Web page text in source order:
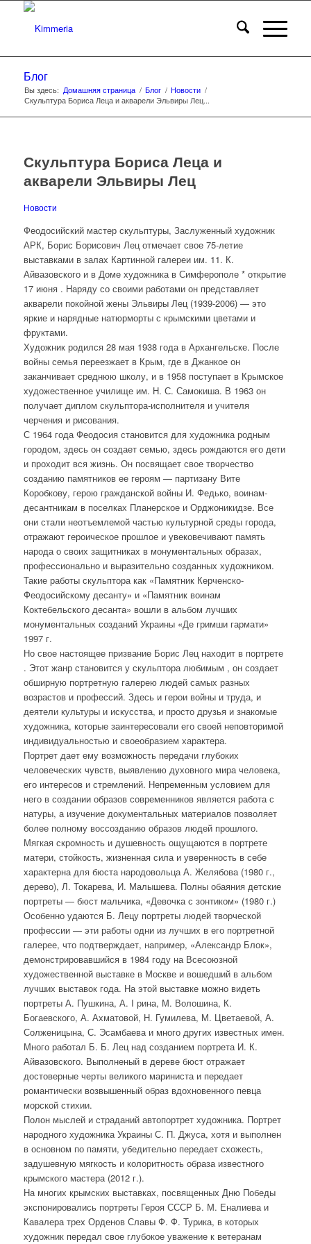
Блог
Вы здесь: Домашняя страница / Блог / Новости /
Скульптура Бориса Леца и акварели Эльвиры Лец...
Скульптура Бориса Леца и
акварели Эльвиры Лец
Новости
Феодосийский мастер скульптуры, Заслуженный художник
АРК, Борис Борисович Лец отмечает свое 75-летие
выставками в залах Картинной галереи им. 11. К.
Айвазовского и в Доме художника в Симферополе * открытие
17 июня . Наряду со своими работами он представляет
акварели покойной жены Эльвиры Лец (1939-2006) — это
яркие и нарядные натюрморты с крымскими цветами и
фруктами.
Художник родился 28 мая 1938 года в Архангельске. После
войны семья переезжает в Крым, где в Джанкое он
заканчивает среднюю школу, и в 1958 поступает в Крымское
художественное училище им. Н. С. Самокиша. В 1963 он
получает диплом скульптора-исполнителя и учителя
черчения и рисования.
С 1964 года Феодосия становится для художника родным
городом, здесь он создает семью, здесь рождаются его дети
и проходит вся жизнь. Он посвящает свое творчество
созданию памятников ее героям — партизану Вите
Коробкову, герою гражданской войны И. Федько, воинам-
десантникам в поселках Планерское и Орджоникидзе. Все
они стали неотъемлемой частью культурной среды города,
отражают героическое прошлое и увековечивают память
народа о своих защитниках в монументальных образах,
профессионально и выразительно созданных художником.
Такие работы скульптора как «Памятник Керченско-
Феодосийскому десанту» и «Памятник воинам
Коктебельского десанта» вошли в альбом лучших
монументальных созданий Украины «Де гримши гармати»
1997 г.
Но свое настоящее призвание Борис Лец находит в портрете
. Этот жанр становится у скульптора любимым , он создает
обширную портретную галерею людей самых разных
возрастов и профессий. Здесь и герои войны и труда, и
деятели культуры и искусства, и просто друзья и знакомые
художника, которые заинтересовали его своей неповторимой
индивидуальностью и своеобразием характера.
Портрет дает ему возможность передачи глубоких
человеческих чувств, выявлению духовного мира человека,
его интересов и стремлений. Непременным условием для
него в создании образов современников является работа с
натуры, а изучение документальных материалов позволяет
более полному воссозданию образов людей прошлого.
Мягкая скромность и душевность ощущаются в портрете
матери, стойкость, жизненная сила и уверенность в себе
характерна для бюста народовольца А. Желябова (1980 г.,
дерево), Л. Токарева, И. Малышева. Полны обаяния детские
портреты — бюст мальчика, «Девочка с зонтиком» (1980 г.)
Особенно удаются Б. Лецу портреты людей творческой
профессии — эти работы одни из лучших в его портретной
галерее, что подтверждает, например, «Александр Блок»,
демонстрировавшийся в 1984 году на Всесоюзной
художественной выставке в Москве и вошедший в альбом
лучших выставок года. На этой выставке можно видеть
портреты А. Пушкина, А. I рина, М. Волошина, К.
Богаевского, А. Ахматовой, Н. Гумилева, М. Цветаевой, А.
Солженицына, С. Эсамбаева и много других известных имен.
Много работал Б. Б. Лец над созданием портрета И. К.
Айвазовского. Выполненый в дереве бюст отражает
достоверные черты великого мариниста и передает
романтически возвышенный образ вдохновенного певца
морской стихии.
Полон мыслей и страданий автопортрет художника. Портрет
народного художника Украины С. П. Джуса, хотя и выполнен
в основном по памяти, убедительно передает схожесть,
задушевную мягкость и колоритность образа известного
крымского мастера (2012 г.).
На многих крымских выставках, посвященных Дню Победы
экспонировались портреты Героя СССР Б. М. Еналиева и
Кавалера трех Орденов Славы Ф. Ф. Турика, в которых
художник передал свое глубокое уважение к ветеранам